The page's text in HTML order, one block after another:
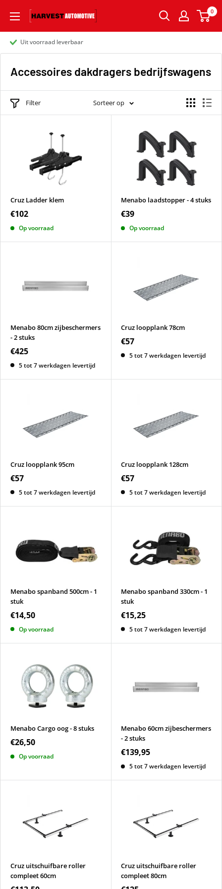
0
Uit voorraad leverbaar
Accessoires dakdragers bedrijfswagens
Filter Sorteer op
Cruz Ladder klem
€102
Op voorraad
Menabo laadstopper - 4 stuks
€39
Op voorraad
Menabo 80cm zijbeschermers
- 2 stuks
€425
5 tot 7 werkdagen levertijd
Cruz loopplank 78cm
€57
5 tot 7 werkdagen levertijd
Cruz loopplank 95cm
€57
5 tot 7 werkdagen levertijd
Cruz loopplank 128cm
€57
5 tot 7 werkdagen levertijd
Menabo spanband 500cm - 1
stuk
€14,50
Op voorraad
Menabo spanband 330cm - 1
stuk
€15,25
5 tot 7 werkdagen levertijd
Menabo Cargo oog - 8 stuks
€26,50
Op voorraad
Menabo 60cm zijbeschermers
- 2 stuks
€139,95
5 tot 7 werkdagen levertijd
Cruz uitschuifbare roller
compleet 60cm
Cruz uitschuifbare roller
compleet 80cm